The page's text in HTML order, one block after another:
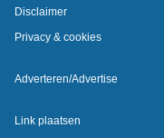
Disclaimer
Privacy & cookies
Adverteren/Advertise
Link plaatsen